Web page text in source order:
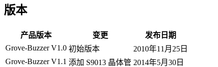
版本
产品版本 变更
发布日期
Grove-Buzzer V1.0 初始版本
2010年11月25日
Grove-Buzzer V1.1 添加 S9013 晶体管 2014年5月30日